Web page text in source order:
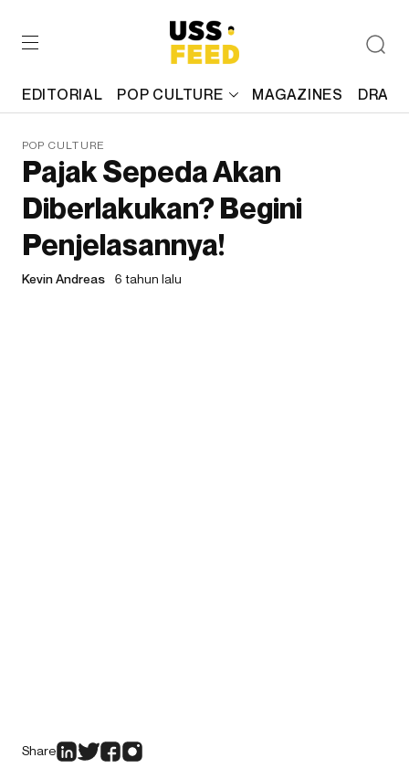
EDITORIAL POP CULTURE MAGAZINES
POP CULTURE
Pajak Sepeda Akan
Diberlakukan? Begini
Penjelasannya!
Kevin Andreas 6 tahun lalu
Share